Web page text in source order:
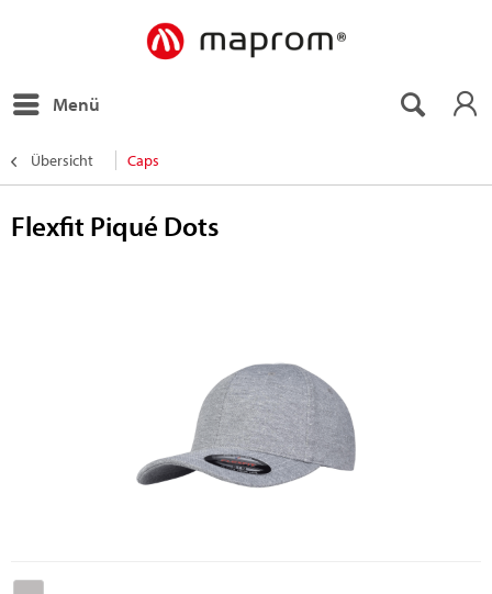
Menü
Übersicht Caps
Flexfit Piqué Dots